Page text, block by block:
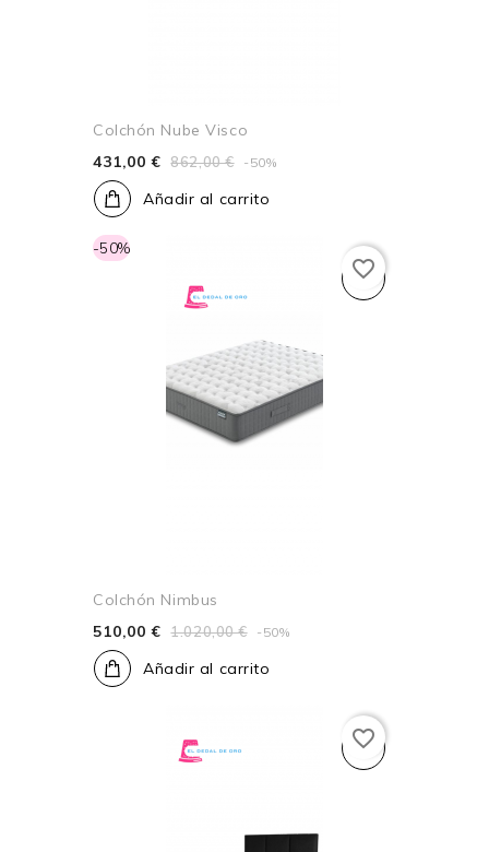
Colchón Nube Visco
431,00 € 862,00 € -50%
Añadir al carrito
-50%
Colchón Nimbus
510,00 € 1.020,00 € -50%
Añadir al carrito
favorite_border
favorite_border